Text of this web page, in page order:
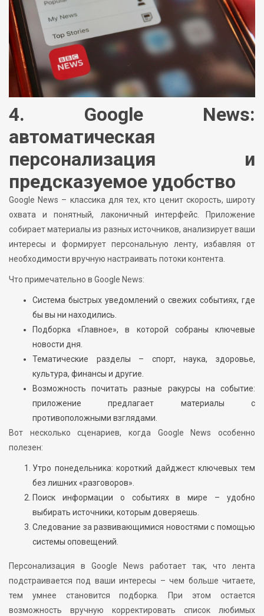
4. Google News:
автоматическая
персонализация и
предсказуемое удобство
Google News – классика для тех, кто ценит скорость, широту
охвата и понятный, лаконичный интерфейс. Приложение
собирает материалы из разных источников, анализирует ваши
интересы и формирует персональную ленту, избавляя от
необходимости вручную настраивать потоки контента.
Что примечательно в Google News:
Система быстрых уведомлений о свежих событиях, где
бы вы ни находились.
Подборка «Главное», в которой собраны ключевые
новости дня.
Тематические разделы – спорт, наука, здоровье,
культура, финансы и другие.
Возможность почитать разные ракурсы на событие:
приложение предлагает материалы с
противоположными взглядами.
Вот несколько сценариев, когда Google News особенно
полезен:
Утро понедельника: короткий дайджест ключевых тем
без лишних «разговоров».
Поиск информации о событиях в мире – удобно
выбирать источники, которым доверяешь.
Следование за развивающимися новостями с помощью
системы оповещений.
Персонализация в Google News работает так, что лента
подстраивается под ваши интересы – чем больше читаете,
тем умнее становится подборка. При этом остается
возможность вручную корректировать список любимых